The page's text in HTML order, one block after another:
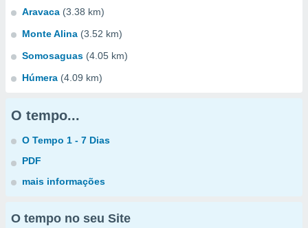
Aravaca (3.38 km)
Monte Alina (3.52 km)
Somosaguas (4.05 km)
Húmera (4.09 km)
O tempo...
O Tempo 1 - 7 Dias
PDF
mais informações
O tempo no seu Site